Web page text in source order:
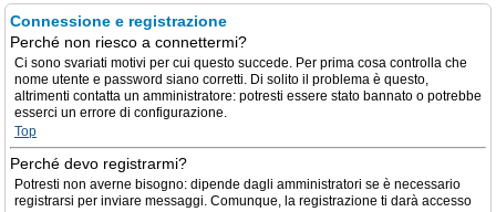
Connessione e registrazione
Perché non riesco a connettermi?
Ci sono svariati motivi per cui questo succede. Per prima cosa controlla che
nome utente e password siano corretti. Di solito il problema è questo,
altrimenti contatta un amministratore: potresti essere stato bannato o potrebbe
esserci un errore di configurazione.
Top
Perché devo registrarmi?
Potresti non averne bisogno: dipende dagli amministratori se è necessario
registrarsi per inviare messaggi. Comunque, la registrazione ti darà accesso